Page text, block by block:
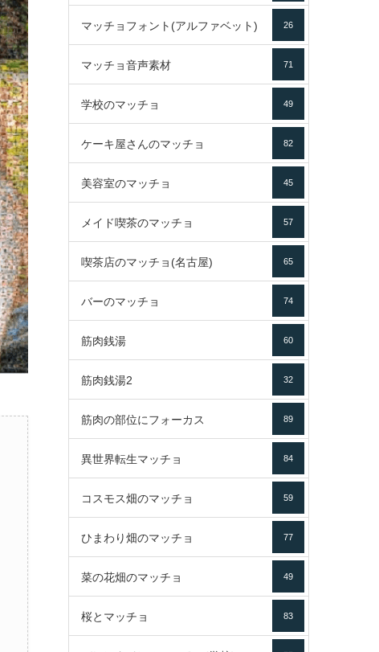
マッチョフォント(アルファベット) 26
マッチョ音声素材 71
学校のマッチョ 49
ケーキ屋さんのマッチョ 82
美容室のマッチョ 45
メイド喫茶のマッチョ 57
喫茶店のマッチョ(名古屋) 65
バーのマッチョ 74
筋肉銭湯 60
筋肉銭湯2 32
筋肉の部位にフォーカス 89
異世界転生マッチョ 84
コスモス畑のマッチョ 59
ひまわり畑のマッチョ 77
菜の花畑のマッチョ 49
桜とマッチョ 83